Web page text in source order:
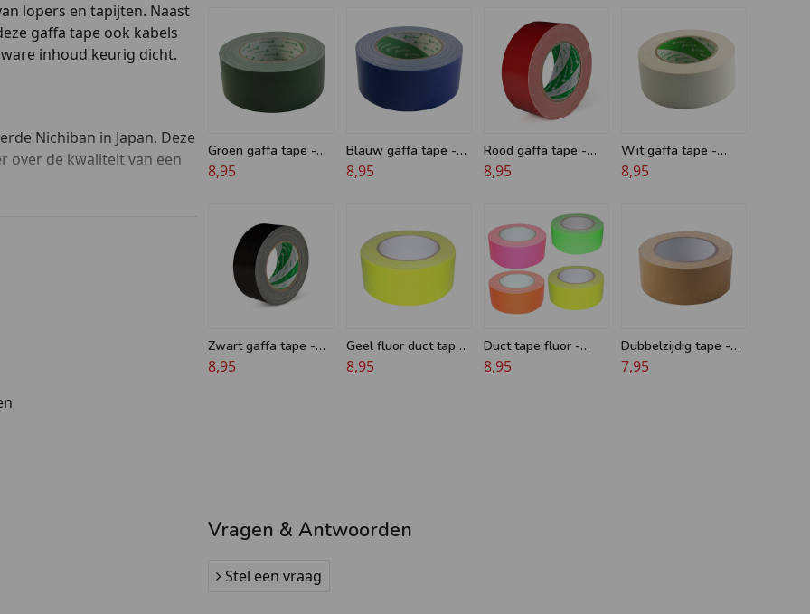
lopers en tapijten. Naast
gaffa tape ook kabels
inhoud keurig dicht.
Nichiban in Japan. Deze
over de kwaliteit van een
afmeting van deze tape
een erg sterke
Groen gaffa tape -
Nichiban
8,95
Blauw gaffa tape -
Nichiban
8,95
Rood gaffa tape -
Nichiban
8,95
Wit gaffa tape -
Nichiban
8,95
Zwart gaffa tape -
Nichiban
8,95
Geel fluor duct tape -
blacklight
8,95
Duct tape fluor -
felle kleuren
8,95
Dubbelzijdig tape -
50 mm x 25 m - Geen
7,95
Vragen & Antwoorden
Stel een vraag